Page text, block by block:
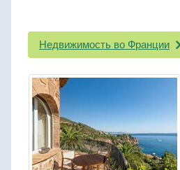
Недвижимость во Франции